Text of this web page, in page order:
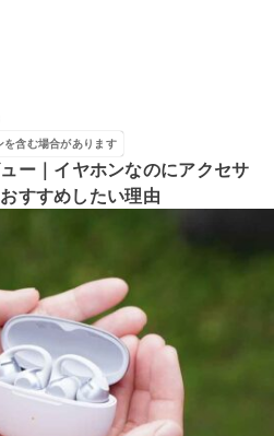
を含む場合があります
ー｜イヤホンなのにアクセサ
すすめしたい理由